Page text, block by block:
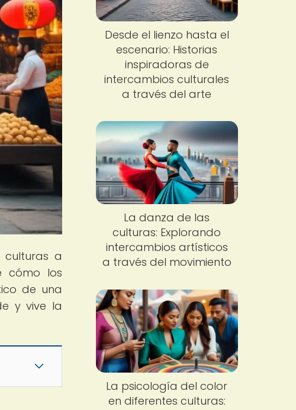
culturas a
cómo los
de una
y vive la
Desde el lienzo hasta el
escenario: Historias
inspiradoras de
intercambios culturales
a través del arte
La danza de las
culturas: Explorando
intercambios artísticos
a través del movimiento
La psicología del color
en diferentes culturas: